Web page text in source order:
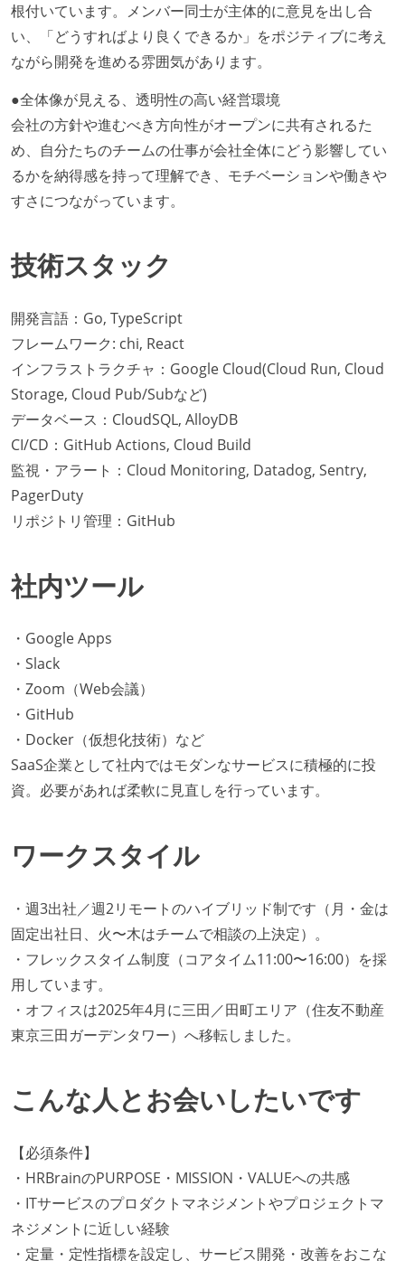
根付いています。メンバー同士が主体的に意見を出し合
い、「どうすればより良くできるか」をポジティブに考え
ながら開発を進める雰囲気があります。
●全体像が見える、透明性の高い経営環境
会社の方針や進むべき方向性がオープンに共有されるた
め、自分たちのチームの仕事が会社全体にどう影響してい
るかを納得感を持って理解でき、モチベーションや働きや
すさにつながっています。
技術スタック
開発言語：Go, TypeScript
フレームワーク: chi, React
インフラストラクチャ：Google Cloud(Cloud Run, Cloud
Storage, Cloud Pub/Subなど)
データベース：CloudSQL, AlloyDB
CI/CD：GitHub Actions, Cloud Build
監視・アラート：Cloud Monitoring, Datadog, Sentry,
PagerDuty
リポジトリ管理：GitHub
社内ツール
・Google Apps
・Slack
・Zoom（Web会議）
・GitHub
・Docker（仮想化技術）など
SaaS企業として社内ではモダンなサービスに積極的に投
資。必要があれば柔軟に見直しを行っています。
ワークスタイル
・週3出社／週2リモートのハイブリッド制です（月・金は
固定出社日、火〜木はチームで相談の上決定）。
・フレックスタイム制度（コアタイム11:00〜16:00）を採
用しています。
・オフィスは2025年4月に三田／田町エリア（住友不動産
東京三田ガーデンタワー）へ移転しました。
こんな人とお会いしたいです
【必須条件】
・HRBrainのPURPOSE・MISSION・VALUEへの共感
・ITサービスのプロダクトマネジメントやプロジェクトマ
ネジメントに近しい経験
・定量・定性指標を設定し、サービス開発・改善をおこな